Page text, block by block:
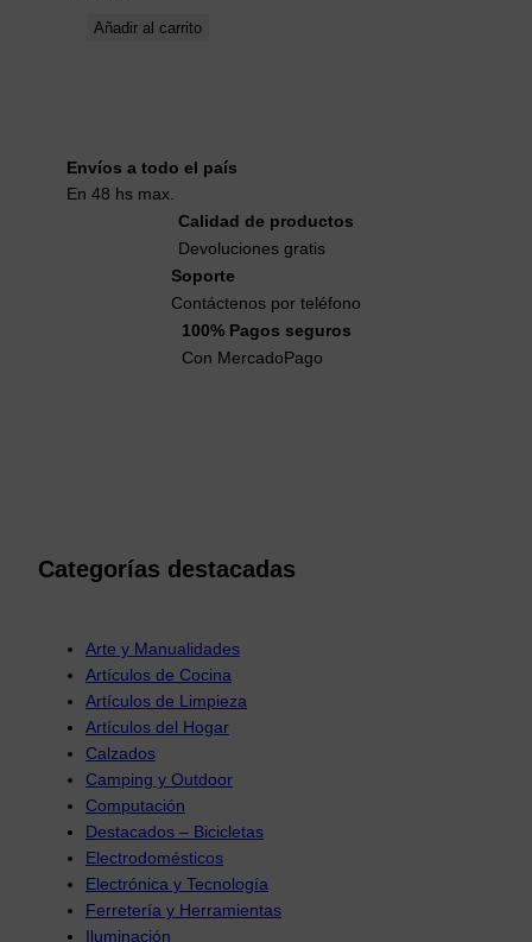
Añadir al carrito
Envíos a todo el país
En 48 hs max.
Calidad de productos
Devoluciones gratis
Soporte
Contáctenos por teléfono
100% Pagos seguros
Con MercadoPago
Categorías destacadas
Arte y Manualidades
Artículos de Cocina
Artículos de Limpieza
Artículos del Hogar
Calzados
Camping y Outdoor
Computación
Destacados – Bicicletas
Electrodomésticos
Electrónica y Tecnología
Ferretería y Herramientas
Iluminación